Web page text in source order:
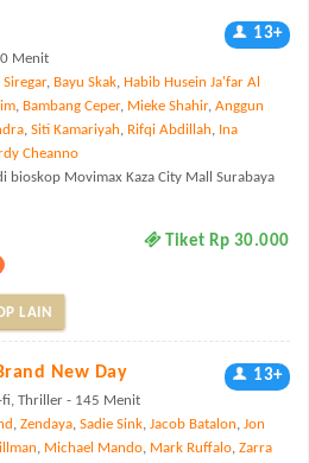
13+
Menit
, Bayu Skak, Habib Husein Ja'far Al
, Bambang Ceper, Mieke Shahir, Anggun
, Siti Kamariyah, Rifqi Abdillah, Ina
Cheanno
bioskop Movimax Kaza City Mall Surabaya
Tiket Rp 30.000
LAIN
New Day 13+
fi, Thriller - 145 Menit
, Zendaya, Sadie Sink, Jacob Batalon, Jon
, Michael Mando, Mark Ruffalo, Zarra